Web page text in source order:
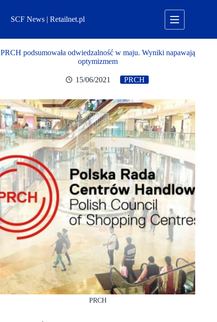
treściSCF News | Retailnet.pl
PRCH podsumowała odwiedzalność w maju. Wyniki napawają
optymizmem
15/06/2021 PRCH
PRCH